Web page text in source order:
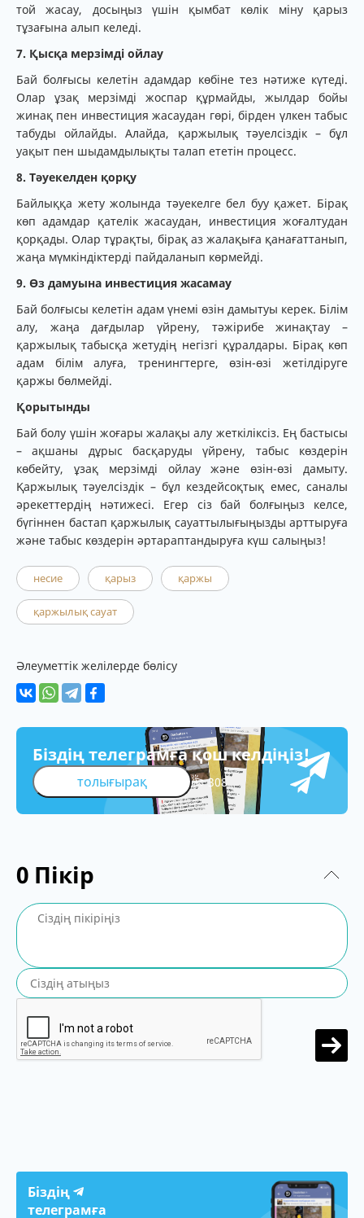
той жасау, досыңыз үшін қымбат көлік міну қарыз
тұзағына алып келеді.
7. Қысқа мерзімді ойлау
Бай болғысы келетін адамдар көбіне тез нәтиже күтеді.
Олар ұзақ мерзімді жоспар құрмайды, жылдар бойы
жинақ пен инвестиция жасаудан гөрі, бірден үлкен табыс
табуды ойлайды. Алайда, қаржылық тәуелсіздік – бұл
уақыт пен шыдамдылықты талап ететін процесс.
8. Тәуекелден қорқу
Байлыққа жету жолында тәуекелге бел буу қажет. Бірақ
көп адамдар қателік жасаудан, инвестиция жоғалтудан
қорқады. Олар тұрақты, бірақ аз жалақыға қанағаттанып,
жаңа мүмкіндіктерді пайдаланып көрмейді.
9. Өз дамуына инвестиция жасамау
Бай болғысы келетін адам үнемі өзін дамытуы керек. Білім
алу, жаңа дағдылар үйрену, тәжірибе жинақтау –
қаржылық табысқа жетудің негізгі құралдары. Бірақ көп
адам білім алуға, тренингтерге, өзін-өзі жетілдіруге
қаржы бөлмейді.
Қорытынды
Бай болу үшін жоғары жалақы алу жеткіліксіз. Ең бастысы
– ақшаны дұрыс басқаруды үйрену, табыс көздерін
көбейту, ұзақ мерзімді ойлау және өзін-өзі дамыту.
Қаржылық тәуелсіздік – бұл кездейсоқтық емес, саналы
әрекеттердің нәтижесі. Егер сіз бай болғыңыз келсе,
бүгіннен бастап қаржылық сауаттылығыңызды арттыруға
және табыс көздерін әртараптандыруға күш салыңыз!
несие қарыз қаржы
қаржылық сауат
Әлеуметтік желілерде бөлісу
Біздің телеграмға қош келдіңіз!
толығырақ 308
0 Пікір
Біздің
телеграмға